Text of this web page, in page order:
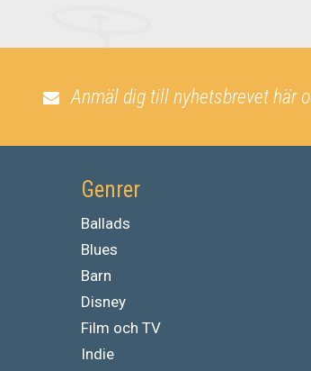
Anmäl dig till nyhetsbrevet här
Genrer
Ballads
Blues
Barn
Disney
Film och TV
Indie